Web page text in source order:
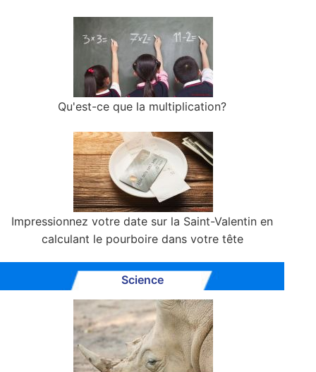
Qu'est-ce que la multiplication?
Impressionnez votre date sur la Saint-Valentin en
calculant le pourboire dans votre tête
Science